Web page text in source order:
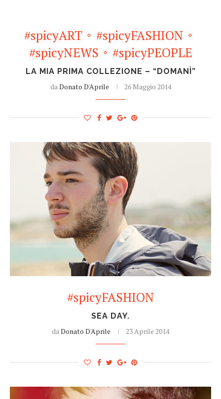
#spicyART
#spicyFASHION
#spicyNEWS
#spicyPEOPLE
LA MIA PRIMA COLLEZIONE – “DOMANÌ”
daDonato D'Aprile 26 Maggio 2014
#spicyFASHION
SEA DAY.
daDonato D'Aprile 23 Aprile 2014